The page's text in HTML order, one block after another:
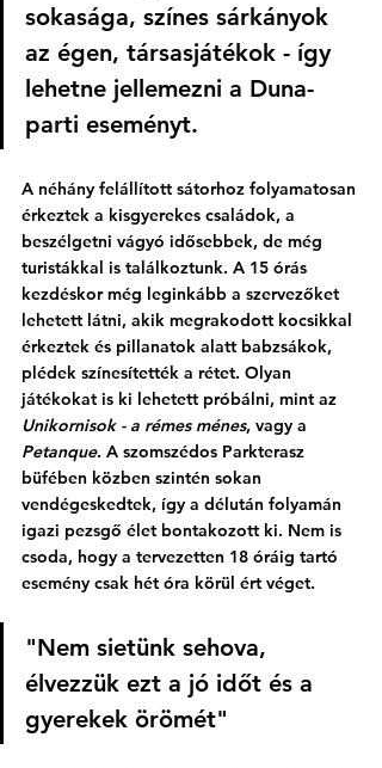
sokasága, színes sárkányok
az égen, társasjátékok - így
lehetne jellemezni a Duna-
parti eseményt.
A néhány felállított sátorhoz folyamatosan
érkeztek a kisgyerekes családok, a
beszélgetni vágyó idősebbek, de még
turistákkal is találkoztunk. A 15 órás
kezdéskor még leginkább a szervezőket
lehetett látni, akik megrakodott kocsikkal
érkeztek és pillanatok alatt babzsákok,
plédek színesítették a rétet. Olyan
játékokat is ki lehetett próbálni, mint az
Unikornisok - a rémes ménes, vagy a
Petanque. A szomszédos Parkterasz
büfében közben szintén sokan
vendégeskedtek, így a délután folyamán
igazi pezsgő élet bontakozott ki. Nem is
csoda, hogy a tervezetten 18 óráig tartó
esemény csak hét óra körül ért véget.
"Nem sietünk sehova,
élvezzük ezt a jó időt és a
gyerekek örömét"